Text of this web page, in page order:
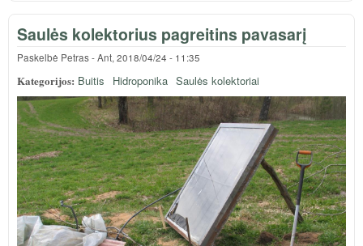
Saulės kolektorius pagreitins pavasarį
Paskelbė Petras-Ant, 2018/04/24 - 11:35
Kategorijos: Buitis Hidroponika Saulės kolektoriai